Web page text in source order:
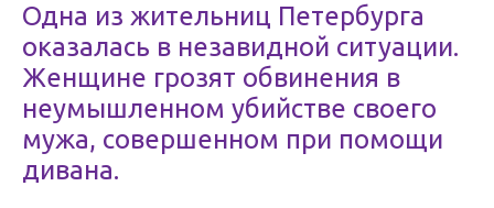
Одна из жительниц Петербурга
оказалась в незавидной ситуации.
Женщине грозят обвинения в
неумышленном убийстве своего
мужа, совершенном при помощи
дивана.